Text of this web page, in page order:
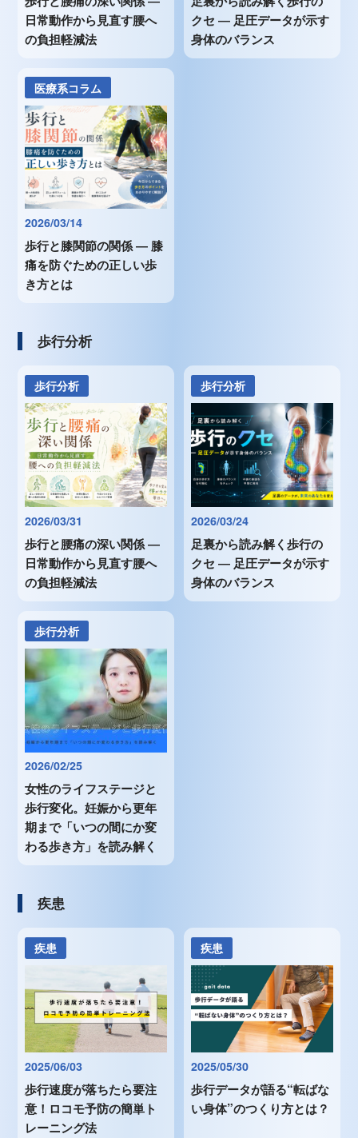
日常動作から見直す腰へ
の負担軽減法
クセ ― 足圧データが示す
身体のバランス
医療系コラム
2026/03/14
歩行と膝関節の関係 ― 膝
痛を防ぐための正しい歩
き方とは
歩行分析
歩行分析
2026/03/31
歩行と腰痛の深い関係 ―
日常動作から見直す腰へ
の負担軽減法
歩行分析
2026/03/24
足裏から読み解く歩行の
クセ ― 足圧データが示す
身体のバランス
歩行分析
2026/02/25
女性のライフステージと
歩行変化。妊娠から更年
期まで「いつの間にか変
わる歩き方」を読み解く
疾患
疾患
2025/06/03
歩行速度が落ちたら要注
意！ロコモ予防の簡単ト
レーニング法
疾患
2025/05/30
歩行データが語る“転ばな
い身体”のつくり方とは？